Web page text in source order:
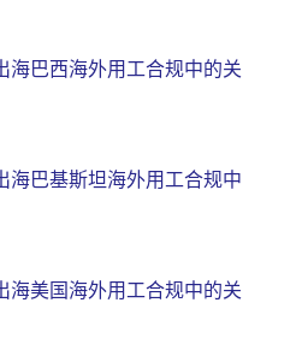
海巴西海外用工合规中的关
海巴基斯坦海外用工合规中
海美国海外用工合规中的关